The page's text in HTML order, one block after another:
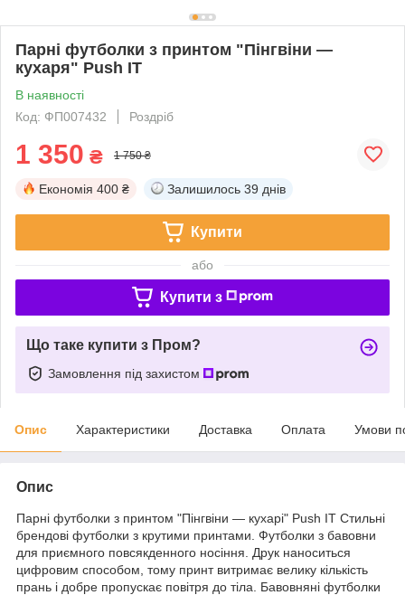
Парні футболки з принтом "Пінгвіни —
кухаря" Push IT
В наявності
Код: ФП007432
Роздріб
1 350 ₴ 1 750 ₴
Економія 400 ₴ Залишилось 39 днів
Купити
або
Купити з
Що таке купити з Пром?
Замовлення під захистом
Опис Характеристики Доставка Оплата Умови
Опис
Парні футболки з принтом "Пінгвіни — кухарі" Push IT Стильні
брендові футболки з крутими принтами. Футболки з бавовни
для приємного повсякденного носіння. Друк наноситься
цифровим способом, тому принт витримає велику кількість
прань і добре пропускає повітря до тіла. Бавовняні футболки